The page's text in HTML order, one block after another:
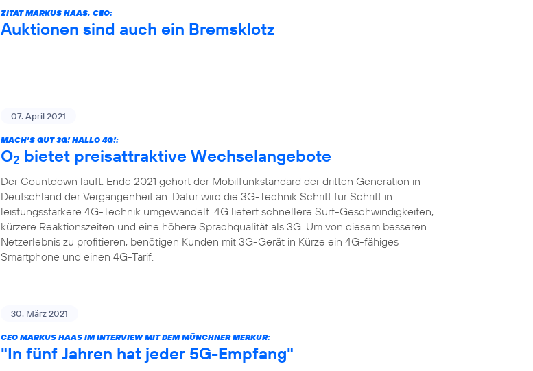
ZITAT MARKUS HAAS, CEO:
Auktionen sind auch ein Bremsklotz
07. April 2021
MACH’S GUT 3G! HALLO 4G!:
O2 bietet preisattraktive Wechselangebote
Der Countdown läuft: Ende 2021 gehört der Mobilfunkstandard der dritten Generation in
Deutschland der Vergangenheit an. Dafür wird die 3G-Technik Schritt für Schritt in
leistungsstärkere 4G-Technik umgewandelt. 4G liefert schnellere Surf-Geschwindigkeiten,
kürzere Reaktionszeiten und eine höhere Sprachqualität als 3G. Um von diesem besseren
Netzerlebnis zu profitieren, benötigen Kunden mit 3G-Gerät in Kürze ein 4G-fähiges
Smartphone und einen 4G-Tarif.
30. März 2021
CEO MARKUS HAAS IM INTERVIEW MIT DEM MÜNCHNER MERKUR:
"In fünf Jahren hat jeder 5G-Empfang"